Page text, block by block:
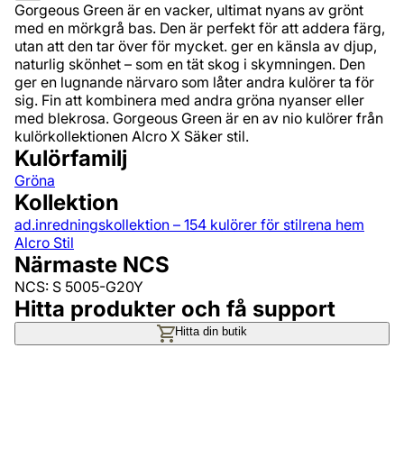
Gorgeous Green är en vacker, ultimat nyans av grönt
med en mörkgrå bas. Den är perfekt för att addera färg,
utan att den tar över för mycket. ger en känsla av djup,
naturlig skönhet – som en tät skog i skymningen. Den
ger en lugnande närvaro som låter andra kulörer ta för
sig. Fin att kombinera med andra gröna nyanser eller
med blekrosa. Gorgeous Green är en av nio kulörer från
kulörkollektionen Alcro X Säker stil.
Kulörfamilj
Gröna
Kollektion
ad.inredningskollektion – 154 kulörer för stilrena hem
Alcro Stil
Närmaste NCS
NCS: S 5005-G20Y
Hitta produkter och få support
Hitta din butik